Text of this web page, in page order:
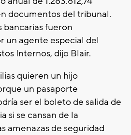
documentos del tribunal.
bancarias fueron
un agente especial del
Internos, dijo Blair.
quieren un hijo
un pasaporte
ser el boleto de salida de
si se cansan de la
amenazas de seguridad